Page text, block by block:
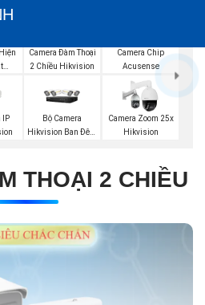
Camera Đàm Thoại
2 Chiều Hikvision
Camera Chip
Acusense
IP
Bộ Camera
Hikvision Ban Đêm
Camera Zoom 25x
Hikvision
THOẠI 2 CHIỀU